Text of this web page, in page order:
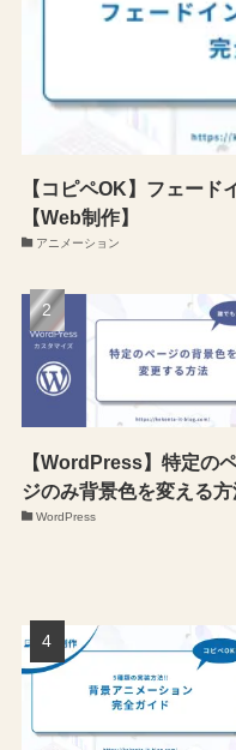
【コピペOK】フェー
【Web制作】
アニメーション
【WordPress】特定の
ジのみ背景色を変える方
WordPress